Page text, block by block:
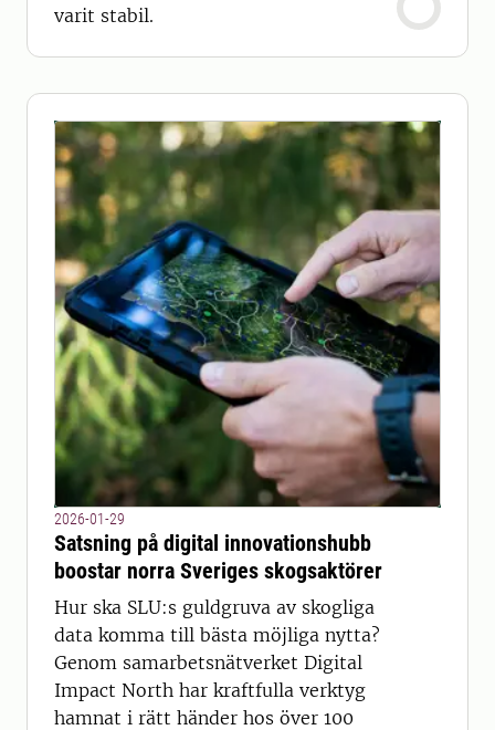
varit stabil.
2026-01-29
Satsning på digital innovationshubb
boostar norra Sveriges skogsaktörer
Hur ska SLU:s guldgruva av skogliga
data komma till bästa möjliga nytta?
Genom samarbetsnätverket Digital
Impact North har kraftfulla verktyg
hamnat i rätt händer hos över 100